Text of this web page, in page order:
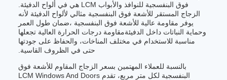
فوق البنفسجية للنوافذ والأبواب LCM هي في ألواح الدفيئة.
الزجاج المستقر للأشعة فوق البنفسجية مثالي لألواح الدفيئة لأنه
يوفر مقاومة عالية للأشعة فوق البنفسجية ،ضمان طول العمر
وحماية النباتات داخل الدفيئةمقاومة درجات الحرارة العالية تجعلها
مناسبة للاستخدام في مختلف المناخات، والحفاظ على جودتها
حتى في الظروف القاسية.
بالنسبة للعملاء المهتمين بسعر الزجاج المقاوم للأشعة فوق
البنفسجية لكل متر مربع، تقدم LCM Windows And Doors